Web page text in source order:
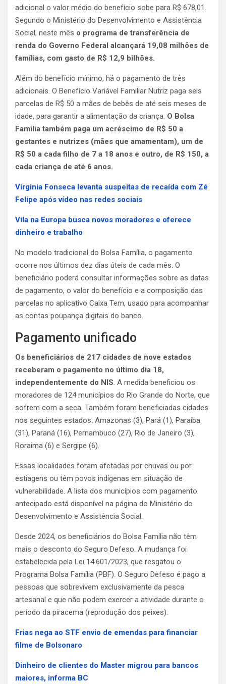
adicional o valor médio do benefício sobe para R$ 678,01.
Segundo o Ministério do Desenvolvimento e Assistência
Social, neste mês o programa de transferência de
renda do Governo Federal alcançará 19,08 milhões de
famílias, com gasto de R$ 12,9 bilhões.
Além do benefício mínimo, há o pagamento de três
adicionais. O Benefício Variável Familiar Nutriz paga seis
parcelas de R$ 50 a mães de bebês de até seis meses de
idade, para garantir a alimentação da criança. O Bolsa
Família também paga um acréscimo de R$ 50 a
gestantes e nutrizes (mães que amamentam), um de
R$ 50 a cada filho de 7 a 18 anos e outro, de R$ 150, a
cada criança de até 6 anos.
Virginia Fonseca levanta suspeitas de recaída com Zé
Felipe após vídeo nas redes sociais
Vila na Europa busca novos moradores e oferece
dinheiro e trabalho
No modelo tradicional do Bolsa Família, o pagamento
ocorre nos últimos dez dias úteis de cada mês. O
beneficiário poderá consultar informações sobre as datas
de pagamento, o valor do benefício e a composição das
parcelas no aplicativo Caixa Tem, usado para acompanhar
as contas poupança digitais do banco.
Pagamento unificado
Os beneficiários de 217 cidades de nove estados
receberam o pagamento no último dia 18,
independentemente do NIS. A medida beneficiou os
moradores de 124 municípios do Rio Grande do Norte, que
sofrem com a seca. Também foram beneficiadas cidades
nos seguintes estados: Amazonas (3), Pará (1), Paraíba
(31), Paraná (16), Pernambuco (27), Rio de Janeiro (3),
Roraima (6) e Sergipe (6).
Essas localidades foram afetadas por chuvas ou por
estiagens ou têm povos indígenas em situação de
vulnerabilidade. A lista dos municípios com pagamento
antecipado está disponível na página do Ministério do
Desenvolvimento e Assistência Social.
Desde 2024, os beneficiários do Bolsa Família não têm
mais o desconto do Seguro Defeso. A mudança foi
estabelecida pela Lei 14.601/2023, que resgatou o
Programa Bolsa Família (PBF). O Seguro Defeso é pago a
pessoas que sobrevivem exclusivamente da pesca
artesanal e que não podem exercer a atividade durante o
período da piracema (reprodução dos peixes).
Frias nega ao STF envio de emendas para financiar
filme de Bolsonaro
Dinheiro de clientes do Master migrou para bancos
maiores, informa BC